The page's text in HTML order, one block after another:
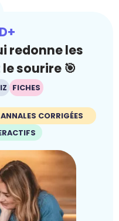
redonne les
sourire 🎯
FICHES
ANNALES CORRIGÉES